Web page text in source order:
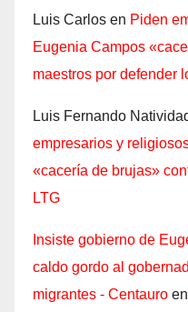
Luis Carlos en Piden
Eugenia Campos
maestros por defender
Luis Fernando
empresarios y
«cacería de brujas»
LTG
Insiste gobierno de
caldo gordo al
migrantes - Centauro en